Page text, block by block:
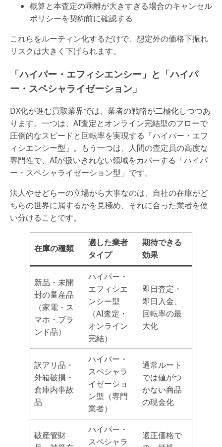
概算と本査定の乖離が大きすぎる場合のキャンセル
ポリシーを契約前に確認する
これらをルーティン化するだけで、想定外の価格下振れ
リスクは大きく下げられます。
「ハイパー・エフィシエンシー」と「ハイパ
ー・スペシャライゼーション」
DX化が進む買取業界では、業者の戦略が二極化しつつあ
ります。一つは、AI査定とオンライン完結型のフローで
圧倒的なスピードと回転率を実現する「ハイパー・エフ
ィシエンシー型」。もう一つは、人間の査定員の高度な
専門性で、AIが扱いきれない領域をカバーする「ハイパ
ー・スペシャライゼーション型」です。
法人やせどらーの立場から大事なのは、自社の在庫がど
ちらの世界に属するかを見極め、それに合った業者を使
い分けることです。
在庫の種類
適した業者
タイプ
期待できる
効果
新品・未開
封の量産品
（家電・ス
マホ・ブラ
ンド品）
ハイパー・
エフィシエ
ンシー型
（AI査定・
オンライン
完結）
即日査定・
即日入金、
回転率の最
大化
訳アリ品・
外箱破損・
倉庫内事故
品
ハイパー・
スペシャラ
イゼーショ
ン型（専門
業者）
通常ルート
では値がつ
かない商品
の現金化
破産管財
ハイパー・
スペシャラ
適正価格で